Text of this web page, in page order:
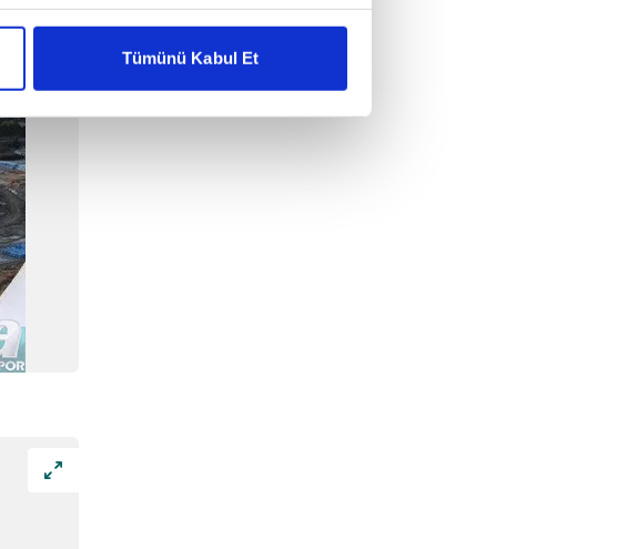
reklamların maliyetlerimizi karşılamak
hedefli reklamlar gösterilmeyecektir."
kişilere ait çerezler kullanılmaktadır. Bu
toplumu hizmetlerinin sunulması
ve sizlere yönelik
dahilinde kullanılacaktır.
Çerezlere ilişkin detaylı bilgi için Ayarlar
Metnimizi okumak ve sitemizde ilgili
Tümünü Kabul Et